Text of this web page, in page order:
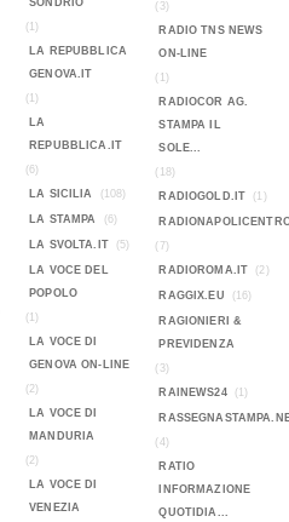
SONDRIO
(1)
LA REPUBBLICA
GENOVA.IT
(1)
LA
REPUBBLICA.IT
(6)
LA SICILIA
(108)
LA STAMPA (6)
LA SVOLTA.IT (5)
LA VOCE DEL
POPOLO
(1)
LA VOCE DI
GENOVA ON-LINE
(2)
LA VOCE DI
MANDURIA
(2)
LA VOCE DI
VENEZIA
(3)
RADIO TNS NEWS
ON-LINE
(1)
RADIOCOR AG.
STAMPA IL
SOLE...
(18)
RADIOGOLD.IT
(1)
(7)
RADIOROMA.IT
(2)
RAGGIX.EU (16)
RAGIONIERI &
PREVIDENZA
(3)
RAINEWS24
(1)
(4)
RATIO
INFORMAZIONE
QUOTIDIA...